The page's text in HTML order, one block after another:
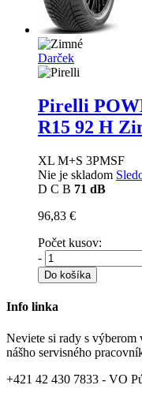
Darček
Pirelli
R15 92 H
XL M+S 3PMSF
Nie je skladom
D C B 71 dB
96,83 €
Počet kusov:
-
Do košíka
Info linka
Neviete si rady s výberom
nášho servisného
+421 42 430 7833 - VO